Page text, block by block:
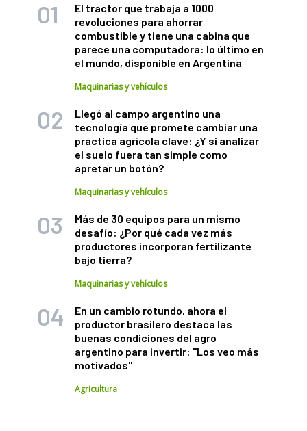
El tractor que trabaja a 1000
revoluciones para ahorrar
combustible y tiene una cabina que
parece una computadora: lo último en
el mundo, disponible en Argentina
Maquinarias y vehículos
Llegó al campo argentino una
tecnología que promete cambiar una
práctica agrícola clave: ¿Y si analizar
el suelo fuera tan simple como
apretar un botón?
Maquinarias y vehículos
Más de 30 equipos para un mismo
desafío: ¿Por qué cada vez más
productores incorporan fertilizante
bajo tierra?
Maquinarias y vehículos
En un cambio rotundo, ahora el
productor brasilero destaca las
buenas condiciones del agro
argentino para invertir: "Los veo más
motivados"
Agricultura